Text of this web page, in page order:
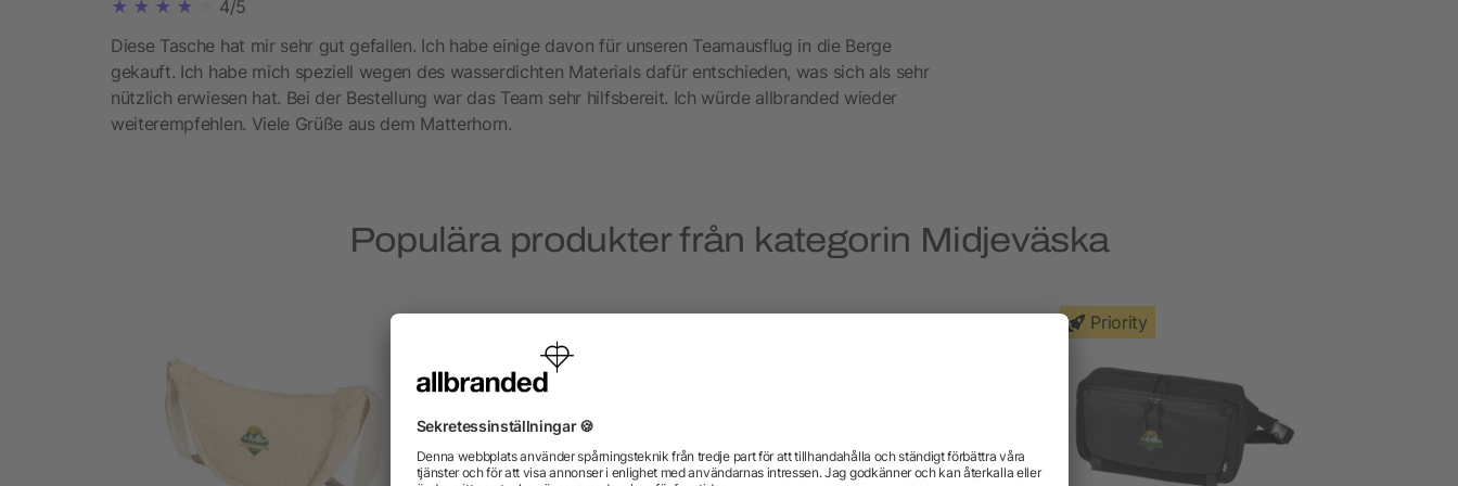
4/5
Diese Tasche hat mir sehr gut gefallen. Ich habe einige davon für unseren Teamausflug in die Berge
gekauft. Ich habe mich speziell wegen des wasserdichten Materials dafür entschieden, was sich als sehr
nützlich erwiesen hat. Bei der Bestellung war das Team sehr hilfsbereit. Ich würde allbranded wieder
weiterempfehlen. Viele Grüße aus dem Matterhorn.
Populära produkter från kategorin Midjeväska
Priority